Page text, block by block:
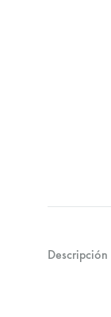
Descripción